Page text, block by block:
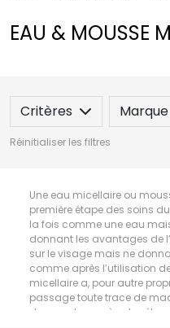
EAU & MOUSSE
Critères Marque
Réinitialiser les filtres
Une eau micellaire ou
première étape des soins
la fois comme une eau
donnant les avantages de
sur le visage mais ne
comme après l’utilisation
micellaire a, pour autre
passage toute trace de
douceur les excès de